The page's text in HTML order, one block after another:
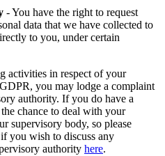
- You have the right to request
data that we have collected to
to you, under certain
activities in respect of your
you may lodge a complaint
authority. If you do have a
chance to deal with your
supervisory body, so please
if you wish to discuss any
authority here.